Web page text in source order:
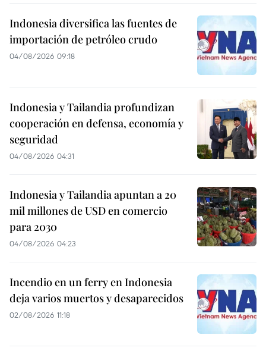
Indonesia diversifica las fuentes de
importación de petróleo crudo
04/08/2026 09:18
Indonesia y Tailandia profundizan
cooperación en defensa, economía y
seguridad
04/08/2026 04:31
Indonesia y Tailandia apuntan a 20
mil millones de USD en comercio
para 2030
04/08/2026 04:23
Incendio en un ferry en Indonesia
deja varios muertos y desaparecidos
02/08/2026 11:18